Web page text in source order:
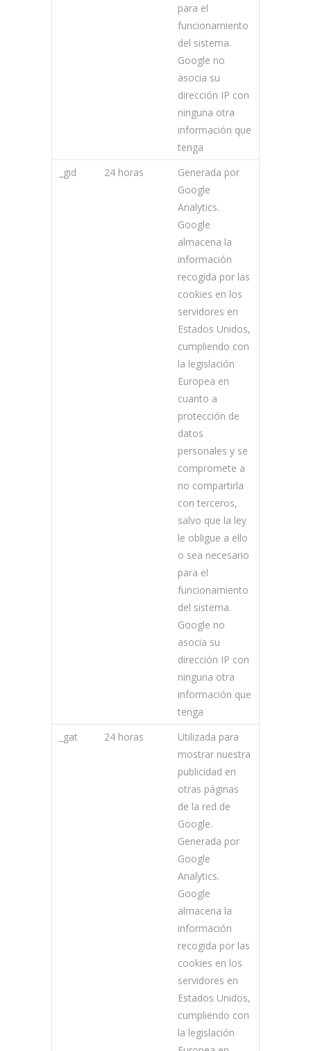
para el
funcionamiento
del sistema.
Google no
asocia su
dirección IP con
ninguna otra
información que
tenga
_gid
24 horas
Generada por
Google
Analytics.
Google
almacena la
información
recogida por las
cookies en los
servidores en
Estados Unidos,
cumpliendo con
la legislación
Europea en
cuanto a
protección de
datos
personales y se
compromete a
no compartirla
con terceros,
salvo que la ley
le obligue a ello
o sea necesario
para el
funcionamiento
del sistema.
Google no
asocia su
dirección IP con
ninguna otra
información que
tenga
_gat
24 horas
Utilizada para
mostrar nuestra
publicidad en
otras páginas
de la red de
Google.
Generada por
Google
Analytics.
Google
almacena la
información
recogida por las
cookies en los
servidores en
Estados Unidos,
cumpliendo con
la legislación